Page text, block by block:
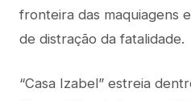
fronteira das maquiagens
de distração da fatalidade.
“Casa Izabel” estreia